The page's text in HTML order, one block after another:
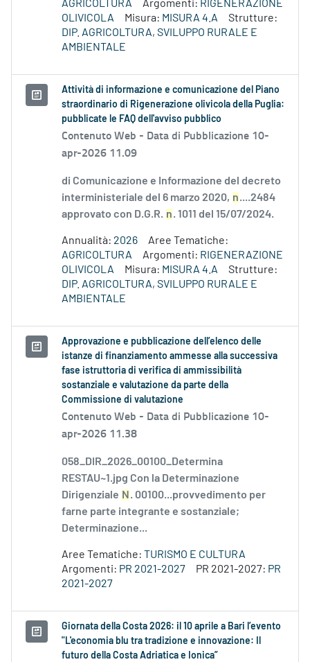
AGRICOLTURA Argomenti: RIGENERAZIONE
OLIVICOLA
Misura: MISURA 4.A
Strutture:
DIP. AGRICOLTURA, SVILUPPO RURALE E
AMBIENTALE
Attività di informazione e comunicazione del Piano
straordinario di Rigenerazione olivicola della Puglia:
pubblicate le FAQ dell'avviso pubblico
Contenuto Web - Data di Pubblicazione 10-
apr-2026 11.09
di Comunicazione e Informazione del decreto
interministeriale del 6 marzo 2020, n....2484
approvato con D.G.R. n. 1011 del 15/07/2024.
Annualità: 2026
Aree Tematiche:
AGRICOLTURA
Argomenti: RIGENERAZIONE
OLIVICOLA
Misura: MISURA 4.A
Strutture:
DIP. AGRICOLTURA, SVILUPPO RURALE E
AMBIENTALE
Approvazione e pubblicazione dell’elenco delle
istanze di finanziamento ammesse alla successiva
fase istruttoria di verifica di ammissibilità
sostanziale e valutazione da parte della
Commissione di valutazione
Contenuto Web - Data di Pubblicazione 10-
apr-2026 11.38
058_DIR_2026_00100_Determina
RESTAU~1.jpg Con la Determinazione
Dirigenziale N . 00100...provvedimento per
farne parte integrante e sostanziale;
Determinazione...
Aree Tematiche: TURISMO E CULTURA
Argomenti: PR 2021-2027 PR 2021-2027: PR
2021-2027
Giornata della Costa 2026: il 10 aprile a Bari l’evento
"L'economia blu tra tradizione e innovazione: Il
futuro della Costa Adriatica e Ionica”